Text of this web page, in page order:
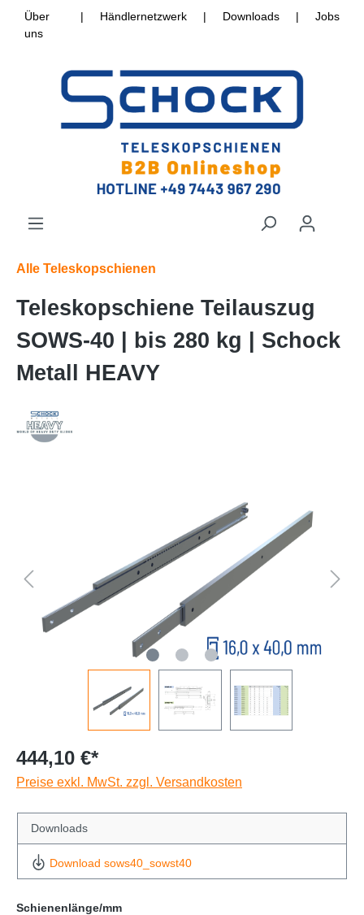
Über
uns
| Händlernetzwerk | Downloads | Jobs
Alle Teleskopschienen
Teleskopschiene Teilauszug
SOWS-40 | bis 280 kg | Schock
Metall HEAVY
444,10 €*
Preise exkl. MwSt. zzgl. Versandkosten
Downloads
Download sows40_sowst40
Schienenlänge/mm